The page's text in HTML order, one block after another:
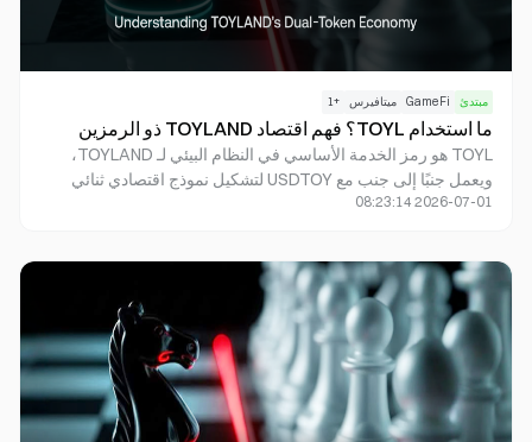
مبتدئ GameFi ميتافيرس +
1
ما استخدام TOYL؟ فهم اقتصاد TOYLAND ذو الرمزين
TOYL هو رمز الخدمة الأساسي في النظام البيئي لـ TOYLAND،
ويعمل جنبًا إلى جنب مع USDTOY لتشكيل نموذج اقتصادي ثنائي
2026-07-01 08:23:14